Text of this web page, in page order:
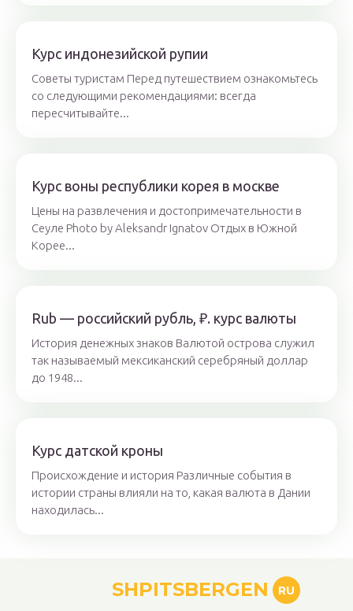
Курс индонезийской рупии
Советы туристам Перед путешествием ознакомьтесь
со следующими рекомендациями: всегда
пересчитывайте...
Курс воны республики корея в москве
Цены на развлечения и достопримечательности в
Сеуле Photo by Aleksandr Ignatov Отдых в Южной
Корее...
Rub — российский рубль, ₽. курс валюты
История денежных знаков Валютой острова служил
так называемый мексиканский серебряный доллар
до 1948...
Курс датской кроны
Происхождение и история Различные события в
истории страны влияли на то, какая валюта в Дании
находилась...
SHPITSBERGEN RU